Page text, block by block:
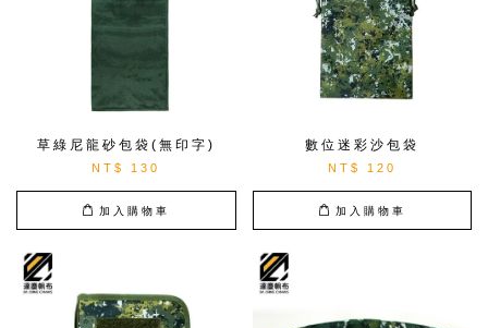
草綠尼龍砂包袋(無印字)
NT$ 130
加入購物車
數位迷彩沙包袋
NT$ 120
加入購物車